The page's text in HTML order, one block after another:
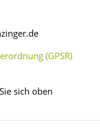
(GPSR)
sich oben